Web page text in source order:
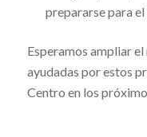
prepararse para
Esperamos ampliar
ayudadas por estos
Centro en los